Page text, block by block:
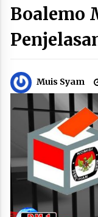
Boalemo
Muis Syam